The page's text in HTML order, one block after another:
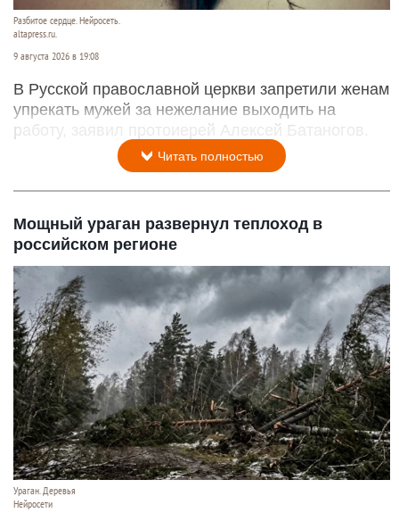
Разбитое сердце. Нейросеть.
altapress.ru.
9 августа 2026 в 19:08
В Русской православной церкви запретили женам
упрекать мужей за нежелание выходить на
работу, заявил протоиерей Алексей Батаногов.
Читать полностью
Мощный ураган развернул теплоход в
российском регионе
Ураган. Деревья
Нейросети